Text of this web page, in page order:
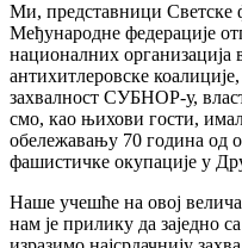
Ми, представници Светске
Међународне федерације
националних организација
антихитлеровске
захвалност СУБНОР-у,
смо, као њихови гости,
обележавању 70 година од
фашистичке окупације у
Наше учешће на овој
нам је прилику да заједно